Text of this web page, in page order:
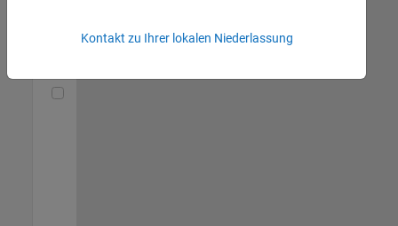
Marketing |
Kontakt zu Ihrer lokalen Niederlassung